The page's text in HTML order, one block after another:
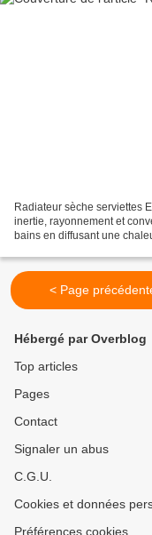
Radiateur sèche serviettes
inertie, rayonnement et
bains en diffusant une
< Page
Hébergé par Overblog
Top articles
Pages
Contact
Signaler un abus
C.G.U.
Cookies et données
Préférences cookies